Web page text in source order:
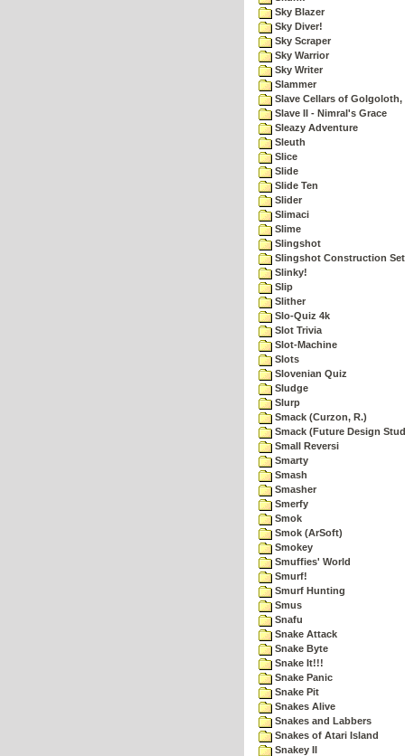
Sky Blazer
Sky Diver!
Sky Scraper
Sky Warrior
Sky Writer
Slammer
Slave Cellars of Golgoloth,
Slave II - Nimral's Grace
Sleazy Adventure
Sleuth
Slice
Slide
Slide Ten
Slider
Slimaci
Slime
Slingshot
Slingshot Construction Set
Slinky!
Slip
Slither
Slo-Quiz 4k
Slot Trivia
Slot-Machine
Slots
Slovenian Quiz
Sludge
Slurp
Smack (Curzon, R.)
Smack (Future Design
Small Reversi
Smarty
Smash
Smasher
Smerfy
Smok
Smok (ArSoft)
Smokey
Smuffies' World
Smurf!
Smurf Hunting
Smus
Snafu
Snake Attack
Snake Byte
Snake It!!!
Snake Panic
Snake Pit
Snakes Alive
Snakes and Labbers
Snakes of Atari Island
Snakey II